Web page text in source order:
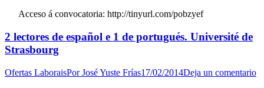
Acceso á convocatoria: http://tinyurl.com/pobzyef
2 lectores de español e 1 de portugués. Université de
Strasbourg
Ofertas LaboraisPorJosé Yuste Frías17/02/2014Deja un comentario